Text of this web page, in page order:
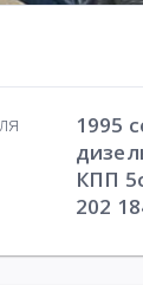
1995
КПП
202